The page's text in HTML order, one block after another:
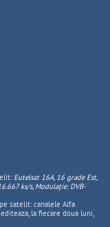
Eutelsat 16A, 16 grade Est,
ks/s, Modulație: DVB-
satelit: canalele Alfa
la fiecare doua luni,